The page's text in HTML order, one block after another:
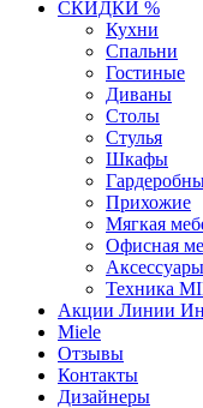
СКИДКИ %
Кухни
Спальни
Гостиные
Диваны
Столы
Стулья
Шкафы
Прихожие
Мягкая
Офисная
Аксессуары
Техника
Акции Линии
Miele
Отзывы
Контакты
Дизайнеры